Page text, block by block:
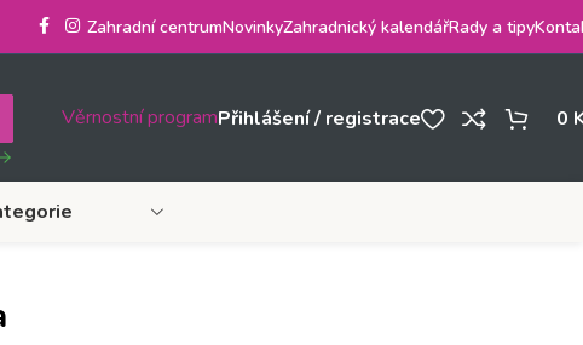
Zahradní centrumNovinkyZahradnický kalendářRady a tipy
Věrnostní programPřihlášení / registrace 0